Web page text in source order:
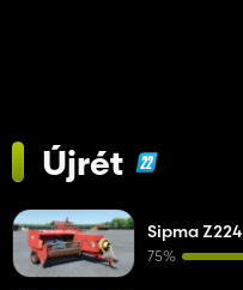
Újrét
Sipma Z224
75%